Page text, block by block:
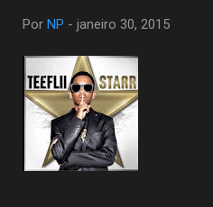
Por NP - janeiro 30, 2015